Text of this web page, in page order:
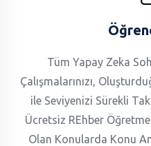
Tüm Yapay Zeka
Çalışmalarınızı,
ile Seviyenizi Sürekli
Ücretsiz REhber
Olan Konularda Konu